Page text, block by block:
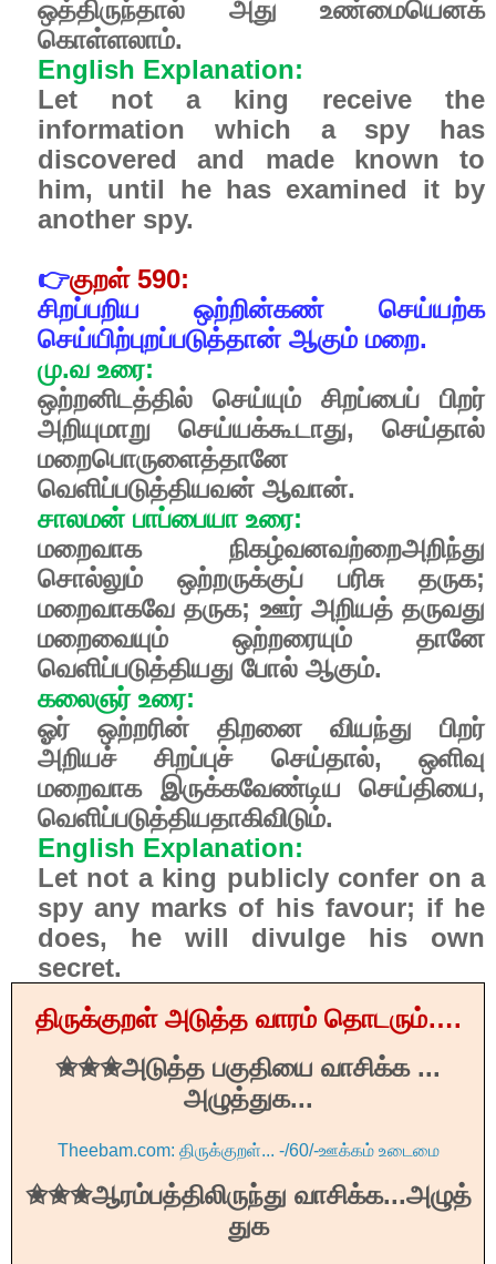
ஒத்திருந்தால்
அது
உண்மையெனக்
கொள்ளலாம்.
English Explanation:
Let not a king receive the
information which a spy has
discovered and made known to
him, until he has examined it by
another spy.
👉குறள்590:
சிறப்பறிய
ஒற்றின்கண்
செய்யற்க
செய்யிற்புறப்படுத்தான் ஆகும் மறை.
மு.வ உரை:
ஒற்றனிடத்தில்
செய்யும் சிறப்பைப்
பிறர்
அறியுமாறு
செய்யக்கூடாது, செய்தால்
மறைபொருளைத்தானே
வெளிப்படுத்தியவன் ஆவான்.
சாலமன் பாப்பையா உரை:
மறைவாக
நிகழ்வனவற்றைஅறிந்து
சொல்லும்
ஒற்றருக்குப் பரிசு தருக;
மறைவாகவே தருக; ஊர் அறியத் தருவது
மறைவையும்
ஒற்றரையும்
தானே
வெளிப்படுத்தியது போல் ஆகும்.
கலைஞர் உரை:
ஓர்
ஒற்றரின் திறனை வியந்து
பிறர்
அறியச்
சிறப்புச் செய்தால்,ஒளிவு
மறைவாக
இருக்கவேண்டிய செய்தியை,
வெளிப்படுத்தியதாகிவிடும்.
English Explanation:
Let not a king publicly confer on a
spy any marks of his favour; if he
does, he will divulge his own
secret.
திருக்குறள் அடுத்த வாரம் தொடரும்….
✬✬✬அடுத்த பகுதியை வாசிக்க...
அழுத்துக...
Theebam.com: திருக்குறள்... -/60/-ஊக்கம் உடைமை
✬✬✬ஆரம்பத்திலிருந்து வாசிக்க...அழுத்
துக